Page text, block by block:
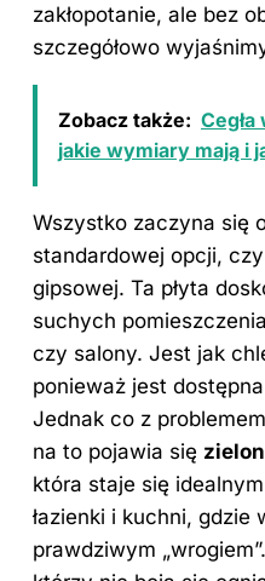
zakłopotanie, ale bez
szczegółowo
Zobacz także:
jakie wymiary mają i
Wszystko zaczyna się
standardowej opcji,
gipsowej. Ta płyta
suchych
czy salony. Jest jak
ponieważ jest
Jednak co z
na to pojawia się
która staje się
łazienki i kuchni, gdzie
prawdziwym